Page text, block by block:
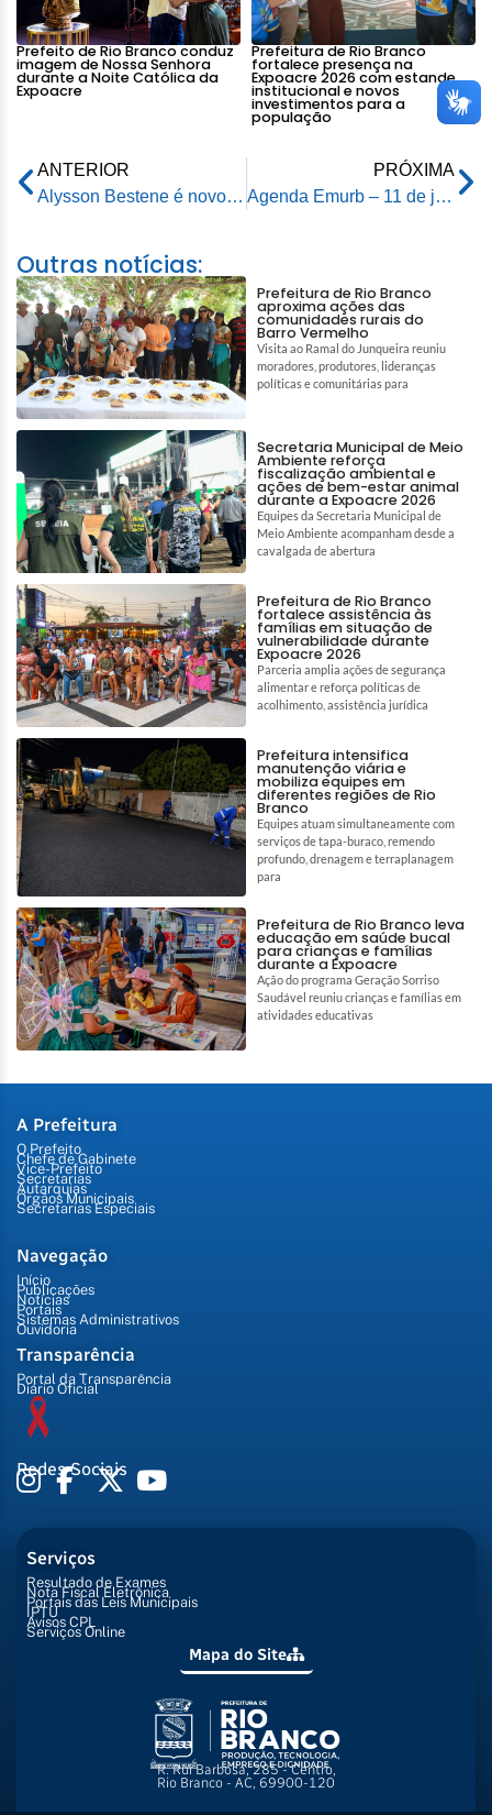
Prefeito de Rio Branco conduz
imagem de Nossa Senhora
durante a Noite Católica da
Expoacre
Prefeitura de Rio Branco
fortalece presença na
Expoacre 2026 com estande
institucional e novos
investimentos para a
população
ANTERIOR
Alysson Bestene é novo integrante de articulação da prefeitura de Rio Branco
PRÓXIMA
Agenda Emurb – 11 de junho de 2024
Outras notícias:
Prefeitura de Rio Branco
aproxima ações das
comunidades rurais do
Barro Vermelho
Visita ao Ramal do Junqueira reuniu
moradores, produtores, lideranças
políticas e comunitárias para
Secretaria Municipal de Meio
Ambiente reforça
fiscalização ambiental e
ações de bem-estar animal
durante a Expoacre 2026
Equipes da Secretaria Municipal de
Meio Ambiente acompanham desde a
cavalgada de abertura
Prefeitura de Rio Branco
fortalece assistência às
famílias em situação de
vulnerabilidade durante
Expoacre 2026
Parceria amplia ações de segurança
alimentar e reforça políticas de
acolhimento, assistência jurídica
Prefeitura intensifica
manutenção viária e
mobiliza equipes em
diferentes regiões de Rio
Branco
Equipes atuam simultaneamente com
serviços de tapa-buraco, remendo
profundo, drenagem e terraplanagem
para
Prefeitura de Rio Branco leva
educação em saúde bucal
para crianças e famílias
durante a Expoacre
Ação do programa Geração Sorriso
Saudável reuniu crianças e famílias em
atividades educativas
A Prefeitura
O Prefeito
Chefe de Gabinete
Vice-Prefeito
Secretarias
Autarquias
Órgãos Municipais
Secretarias Especiais
Navegação
Início
Publicações
Notícias
Portais
Sistemas Administrativos
Ouvidoria
Transparência
Portal da Transparência
Diário Oficial
Redes Sociais
Serviços
Resultado de Exames
Nota Fiscal Eletrônica
Portais das Leis Municipais
IPTU
Avisos CPL
Serviços Online
Mapa do Site
R. Rui Barbosa, 285 - Centro,
Rio Branco - AC, 69900-120